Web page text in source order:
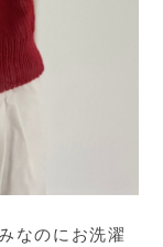
なのにお洗濯